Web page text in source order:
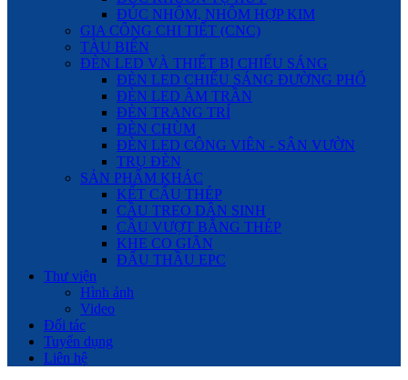
ĐÚC NHÔM, NHÔM HỢP KIM
GIA CÔNG CHI TIẾT (CNC)
TÀU BIỂN
ĐÈN LED VÀ THIẾT BỊ CHIẾU SÁNG
ĐÈN LED CHIẾU SÁNG ĐƯỜNG PHỐ
ĐÈN LED ÂM TRẦN
ĐÈN TRANG TRÍ
ĐÈN CHÙM
ĐÈN LED CÔNG VIÊN - SÂN VƯỜN
TRỤ ĐÈN
SẢN PHẨM KHÁC
KẾT CẤU THÉP
CẦU TREO DÂN SINH
CẦU VƯỢT BẰNG THÉP
KHE CO GIÃN
ĐẤU THẦU EPC
Thư viện
Hình ảnh
Video
Đối tác
Tuyển dụng
Liên hệ